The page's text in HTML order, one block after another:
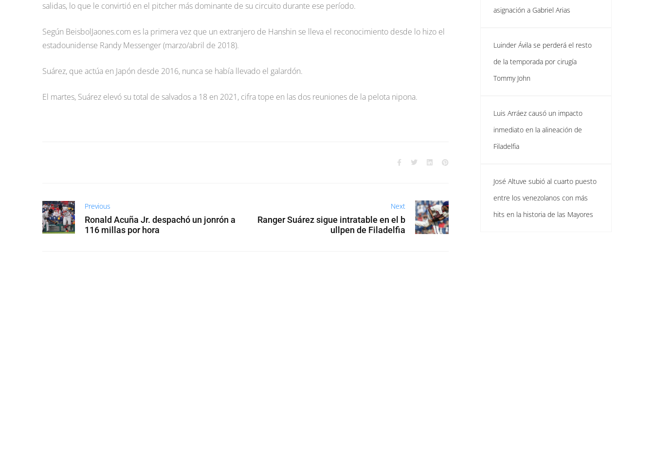
salidas, lo que le convirtió en el pitcher más dominante de su circuito durante ese período.
Según BeisbolJaones.com es la primera vez que un extranjero de Hanshin se lleva el reconocimiento desde lo hizo el
estadounidense Randy Messenger (marzo/abril de 2018).
Suárez, que actúa en Japón desde 2016, nunca se había llevado el galardón.
El martes, Suárez elevó su total de salvados a 18 en 2021, cifra tope en las dos reuniones de la pelota nipona.
Previous
Ronald Acuña Jr. despachó un jonrón a
116 millas por hora
Next
Ranger Suárez sigue intratable en el b
ullpen de Filadelfia
asignación a Gabriel Arias
Luinder Ávila se perderá el resto
de la temporada por cirugía
Tommy John
Luis Arráez causó un impacto
inmediato en la alineación de
Filadelfia
José Altuve subió al cuarto puesto
entre los venezolanos con más
hits en la historia de las Mayores